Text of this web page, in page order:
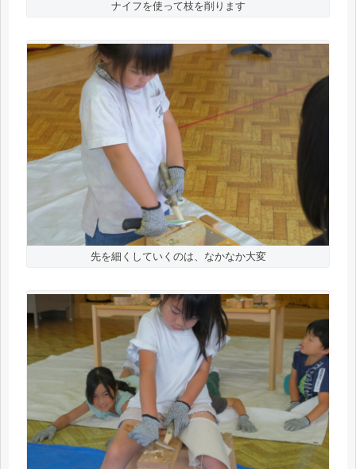
ナイフを使って枝を削ります
先を細くしていくのは、なかなか大変